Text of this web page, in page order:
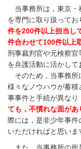
当事務所は，東京・
を専門に取り扱って
件を200件以上担当し
件合わせて100件以上
刑事裁判官や元検察
を弁護活動に活かして
そのため，当事務所
様々なノウハウが蓄積
事事件と手続が異なり
ても，不慣れな面があ
際には，是非少年事
いただければと思いま